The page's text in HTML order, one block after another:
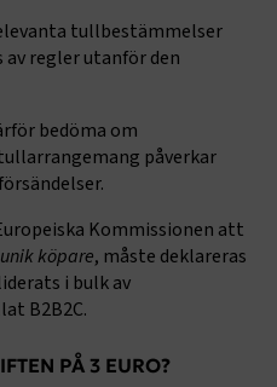
tullbestämmelser
regler utanför den
bedöma om
påverkar
Kommissionen att
köpare, måste deklareras
i bulk av
B2B2C.
PÅ 3 EURO?